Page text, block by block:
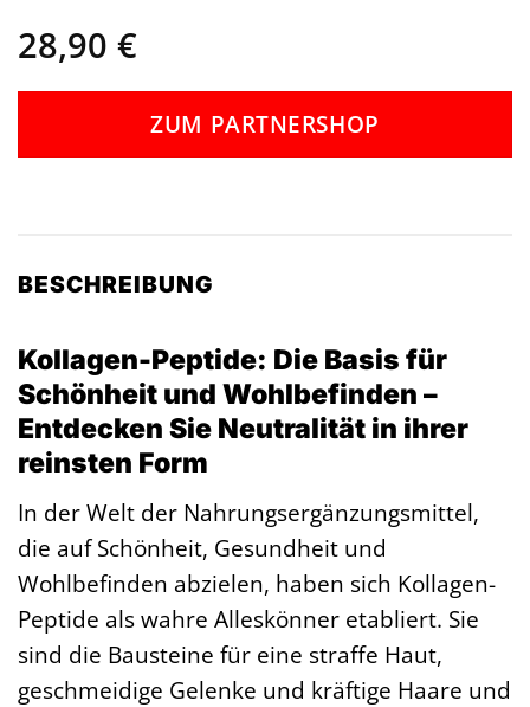
28,90 €
ZUM PARTNERSHOP
BESCHREIBUNG
Kollagen-Peptide: Die Basis für
Schönheit und Wohlbefinden –
Entdecken Sie Neutralität in ihrer
reinsten Form
In der Welt der Nahrungsergänzungsmittel,
die auf Schönheit, Gesundheit und
Wohlbefinden abzielen, haben sich Kollagen-
Peptide als wahre Alleskönner etabliert. Sie
sind die Bausteine für eine straffe Haut,
geschmeidige Gelenke und kräftige Haare und